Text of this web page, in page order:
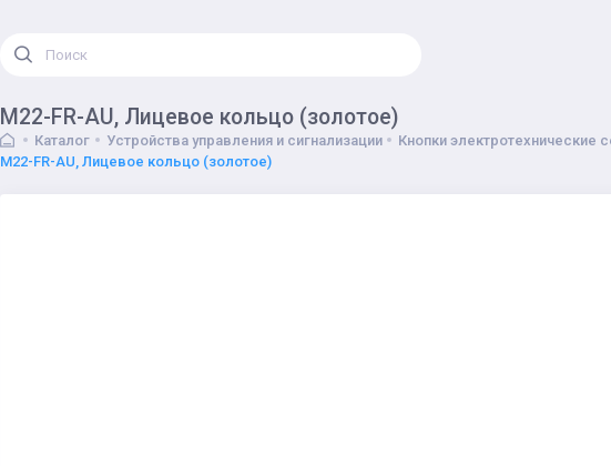
M22-FR-AU, Лицевое кольцо (золотое)
Каталог Устройства управления и сигнализации Кнопки электротехнические
M22-FR-AU, Лицевое кольцо (золотое)